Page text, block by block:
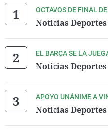
OCTAVOS DE FINAL
Noticias Deportes
EL BARÇA SE LA
Noticias Deportes
APOYO UNÁNIME A
Noticias Deportes